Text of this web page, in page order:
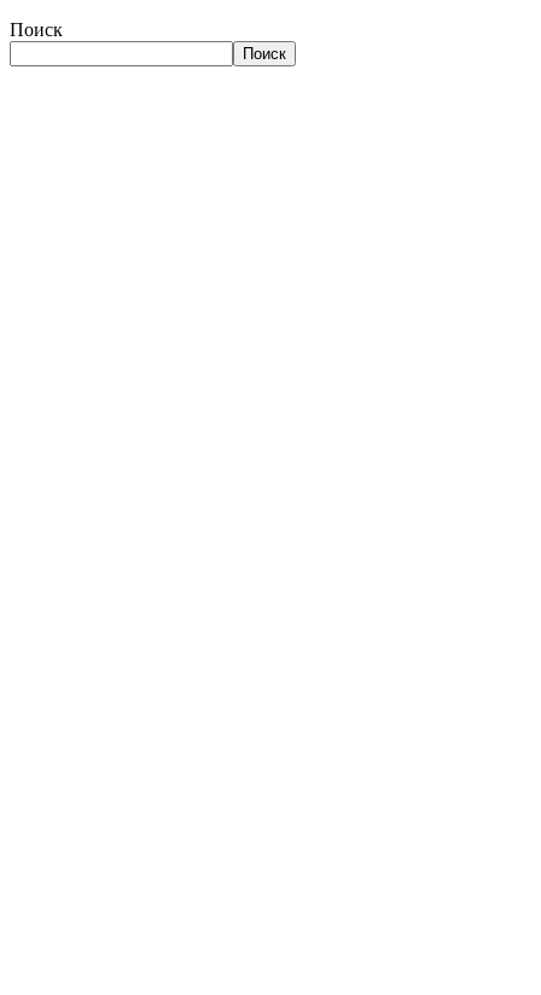
Поиск
Поиск